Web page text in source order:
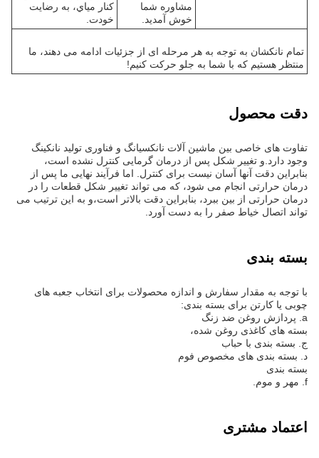
مشاوره شما
خوش آمديد.
کنار مياي، به رضایت
خودت.
تمام نانکشان به توجه به هر مرحله ای از جزئیات ادامه می دهند، ما
منتظر هستیم که با شما به جلو حرکت کنیم!
دقت محصول
تفاوت های خاصی بین ماشین آلات نانکسیانگ و فناوری تولید نانکینگ
وجود دارد.و تغییر شکل پس از درمان گرمایی کنترل نشده است،
بنابراین دقت آنها آسان نیست برای کنترل. اما فرآیند نهایی ما پس از
درمان حرارتی انجام می شود، که می تواند تغییر شکل قطعات را در
درمان حرارتی از بین ببرد، بنابراین دقت بالاتر است،و به این ترتیب می
تواند اتصال خیاط صفر را به دست آورد.
بسته بندی
با توجه به مقدار سفارش و اندازه محصولات برای انتخاب جعبه های
چوبی یا کارتن برای بسته بندی:
a. پردازش روغن ضد زنگ
بسته های کاغذی روغن شده،
ج. بسته بندی با حباب
د. بسته بندی های مخصوص فوم
بسته بندی
f. مهر و موم.
اعتماد مشتری